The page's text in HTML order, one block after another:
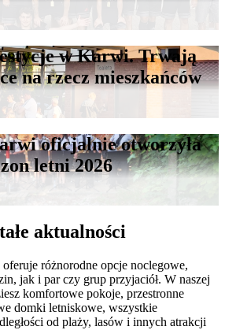
w Karwi. Trwają
na rzecz mieszkańców
oficjalnie otworzyła
letni 2026
aktualności
różnorodne opcje noclegowe,
jak i par czy grup przyjaciół. W naszej
komfortowe pokoje, przestronne
domki letniskowe, wszystkie
od plaży, lasów i innych atrakcji